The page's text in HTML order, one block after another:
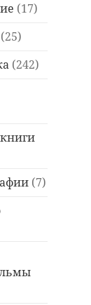
(17)
(25)
(242)
(7)